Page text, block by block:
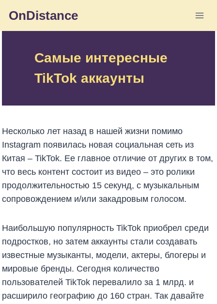
содержимому
OnDistance
Самые интересные
TikTok аккаунты
Несколько лет назад в нашей жизни помимо
Instagram появилась новая социальная сеть из
Китая – TikTok. Ее главное отличие от других в том,
что весь контент состоит из видео – это ролики
продолжительностью 15 секунд, с музыкальным
сопровождением и/или закадровым голосом.
Наибольшую популярность TikTok приобрел среди
подростков, но затем аккаунты стали создавать
известные музыканты, модели, актеры, блогеры и
мировые бренды. Сегодня количество
пользователей TikTok перевалило за 1 млрд. и
расширило географию до 160 стран. Так давайте